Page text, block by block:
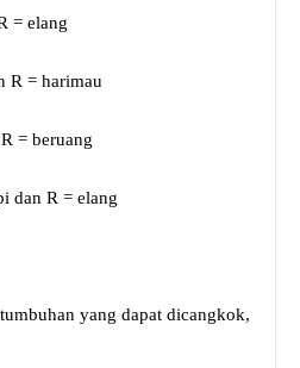
= elang
R = harimau
= beruang
dan R = elang
yang dapat dicangkok,